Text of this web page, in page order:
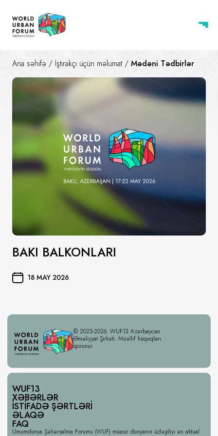
Ana səhifə / İştirakçı üçün məlumat/ Mədəni Tədbirlər
BAKI BALKONLARI
18 MAY 2026
© 2025-2026. WUF13 Azərbaycan
Əməliyyat Şirkəti. Müəllif hüquqları
qorunur.
WUF13
XƏBƏRLƏR
İSTIFADƏ ŞƏRTLƏRI
ƏLAQƏ
FAQ
Ümumdünya Şəhərsalma Forumu (WUF) müasir dünyanın üzləşdiyi ən aktual